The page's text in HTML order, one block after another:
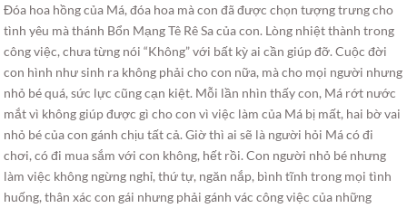
Đóa hoa hồng của Má, đóa hoa mà con đã được chọn tượng trưng cho
tình yêu mà thánh Bổn Mạng Tê Rê Sa của con. Lòng nhiệt thành trong
công việc, chưa từng nói “Không” với bất kỳ ai cần giúp đỡ. Cuộc đời
con hình như sinh ra không phải cho con nữa, mà cho mọi người nhưng
nhỏ bé quá, sức lực cũng cạn kiệt. Mỗi lần nhìn thấy con, Má rớt nước
mắt vì không giúp được gì cho con vì việc làm của Má bị mất, hai bờ vai
nhỏ bé của con gánh chịu tất cả. Giờ thì ai sẽ là người hỏi Má có đi
chơi, có đi mua sắm với con không, hết rồi. Con người nhỏ bé nhưng
làm việc không ngừng nghỉ, thứ tự, ngăn nắp, bình tĩnh trong mọi tình
huống, thân xác con gái nhưng phải gánh vác công việc của những